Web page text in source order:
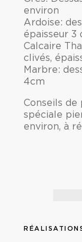
environ
Ardoise:
épaisseur 3
Calcaire
clivés,
Marbre:
4cm
Conseils de
spéciale
environ, à